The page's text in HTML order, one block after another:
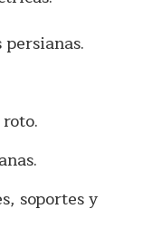
soportes y